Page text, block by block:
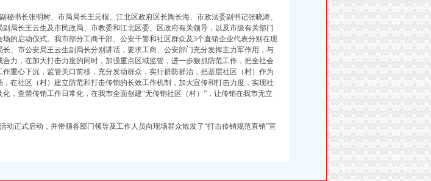
书长张明树、市局局长王元楷、江北区政府区长陶长海、市政法委副书记张晓涛、
局长王云生及市民政局、市教委和江北区委、区政府有关领导，以及市级有关部门
的启动仪式。我市部分工商干部、公安干警和社区群众及3个直销企业代表分别在现
、市公安局王云生副局长分别讲话，要求工商、公安部门充分发挥主力军作用，与
力，在加大打击力度的同时，加强重点区域监管，进一步狠抓防范工作，把全社会
重心下沉，监管关口前移，充分发动群众，实行群防群治，把基层社区（村）作为
在社区（村）建立防范和打击传销的长效工作机制，加大宣传和打击力度，实现社
化，查禁传销工作日常化，在我市全面创建“无传销社区（村）”，让传销在我市无立
正式启动，并带领各部门领导及工作人员向现场群众散发了“打击传销规范直销”宣